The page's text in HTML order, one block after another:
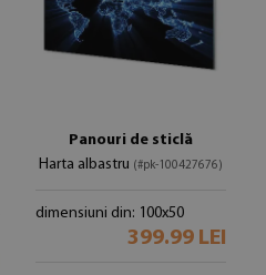
Panouri de sticlă
Harta albastru (#pk-100427676)
dimensiuni din: 100x50
399.99 LEI